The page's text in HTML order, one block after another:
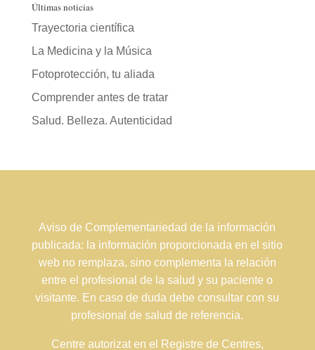
Últimas noticias
Trayectoria científica
La Medicina y la Música
Fotoprotección, tu aliada
Comprender antes de tratar
Salud. Belleza. Autenticidad
Aviso de Complementariedad de la información
publicada: la información proporcionada en el sitio
web no remplaza, sino complementa la relación
entre el profesional de la salud y su paciente o
visitante. En caso de duda debe consultar con su
profesional de salud de referencia.
Centre autorizat en el Registre de Centres,